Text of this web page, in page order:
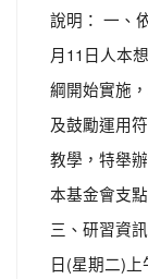
說明： 一、
月11日人本
綱開始實施
及鼓勵運用
教學，特舉
本基金會支
三、研習資
日(星期二)